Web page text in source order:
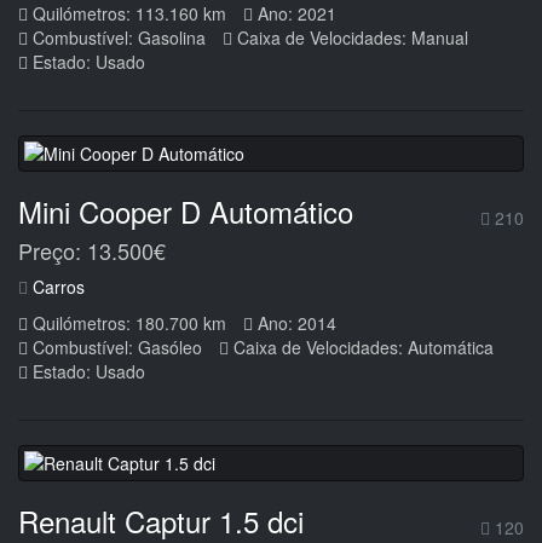
Quilómetros: 113.160 km
Ano: 2021
Combustível: Gasolina
Caixa de Velocidades: Manual
Estado: Usado
210
Mini Cooper D Automático
Preço: 13.500€
Carros
Quilómetros: 180.700 km
Ano: 2014
Combustível: Gasóleo
Caixa de Velocidades: Automática
Estado: Usado
120
Renault Captur 1.5 dci